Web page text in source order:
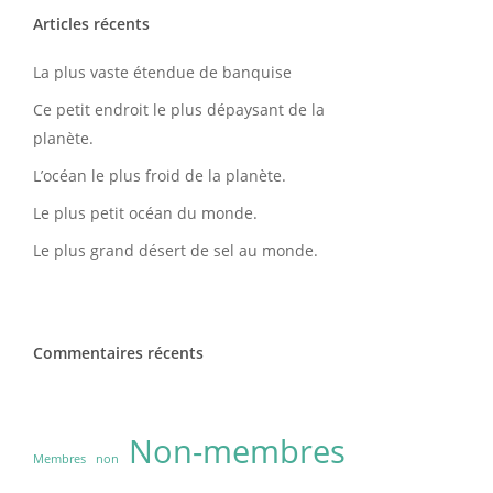
d’eau
Articles récents
La plus vaste étendue de banquise
Ce petit endroit le plus dépaysant de la
planète.
L’océan le plus froid de la planète.
Le plus petit océan du monde.
Le plus grand désert de sel au monde.
Commentaires récents
Membres non Non-membres